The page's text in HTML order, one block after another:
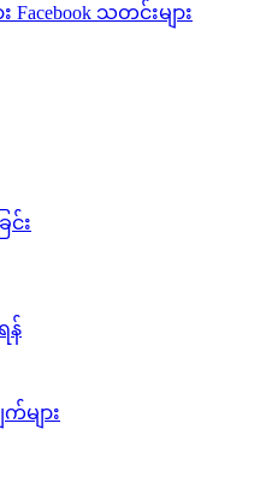
Facebook သတင်းများ
င်း
န်
များ